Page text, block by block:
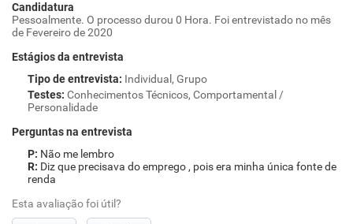
Candidatura
Pessoalmente. O processo durou 0 Hora. Foi entrevistado no mês
de Fevereiro de 2020
Estágios da entrevista
Tipo de entrevista: Individual, Grupo
Testes: Conhecimentos Técnicos, Comportamental /
Personalidade
Perguntas na entrevista
Não me lembro
Diz que precisava do emprego , pois era minha única fonte de
renda
Esta avaliação foi útil?